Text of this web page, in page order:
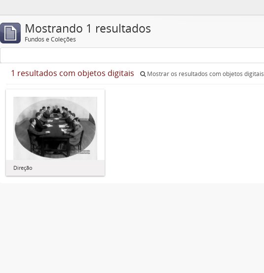
Mostrando 1 resultados
Fundos e Coleções
1 resultados com objetos digitais Mostrar os resultados com objetos digitais
Direção